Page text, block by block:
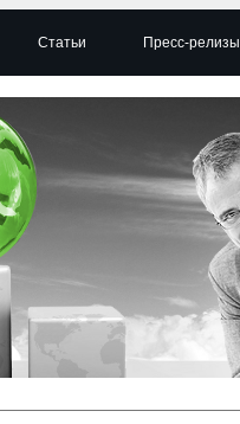
Статьи Пресс-релизы